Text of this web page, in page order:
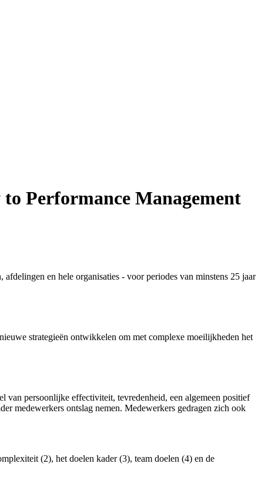
Performance Management
en hele organisaties - voor periodes van minstens 25 jaar
strategieën ontwikkelen om met complexe moeilijkheden het
van persoonlijke effectiviteit, tevredenheid, een algemeen positief
medewerkers ontslag nemen. Medewerkers gedragen zich ook
(2), het doelen kader (3), team doelen (4) en de